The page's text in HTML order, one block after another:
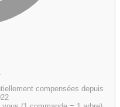
compensées depuis